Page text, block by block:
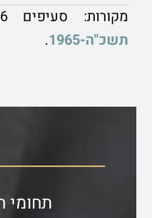
מקורות: סעיפים 56 – 65
תשכ"ה-1965
.
תחומי